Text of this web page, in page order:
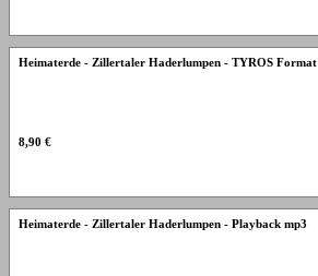
Heimaterde - Zillertaler Haderlumpen - TYROS Format
8,90 €
Heimaterde - Zillertaler Haderlumpen - Playback mp3